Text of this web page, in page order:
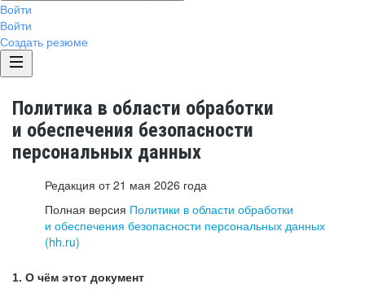
Войти
Войти
Создать резюме
Политика в области обработки
и обеспечения безопасности
персональных данных
Редакция от 21 мая 2026 года
Полная версия Политики в области обработки
и обеспечения безопасности персональных данных
(hh.ru)
1. О чём этот документ